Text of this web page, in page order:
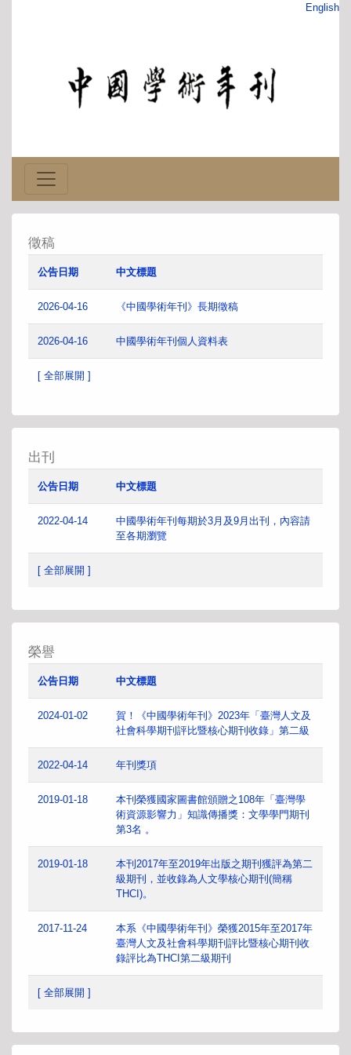
English
徵稿
公告日期 中文標題
2026-04-16 《中國學術年刊》長期徵稿
2026-04-16 中國學術年刊個人資料表
[ 全部展開 ]
出刊
公告日期 中文標題
2022-04-14
中國學術年刊每期於3月及9月出刊，內容請
至各期瀏覽
[ 全部展開 ]
榮譽
公告日期 中文標題
2024-01-02
賀！《中國學術年刊》2023年「臺灣人文及
社會科學期刊評比暨核心期刊收錄」第二級
2022-04-14 年刊獎項
2019-01-18
本刊榮獲國家圖書館頒贈之108年「臺灣學
術資源影響力」知識傳播獎：文學學門期刊
第3名 。
2019-01-18
本刊2017年至2019年出版之期刊獲評為第二
級期刊，並收錄為人文學核心期刊(簡稱
THCI)。
2017-11-24
本系《中國學術年刊》榮獲2015年至2017年
臺灣人文及社會科學期刊評比暨核心期刊收
錄評比為THCI第二級期刊
[ 全部展開 ]